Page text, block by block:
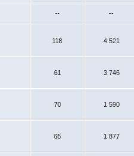
-- --
118 4 521
61 3 746
70 1 590
65 1 877